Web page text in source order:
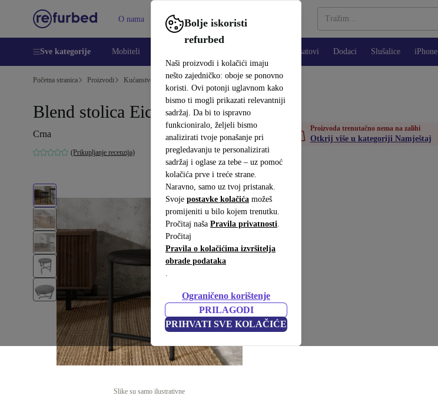
Bolje iskoristi
refurbed
Naši proizvodi i kolačići imaju
nešto zajedničko: oboje se ponovno
koristi. Ovi potonji uglavnom kako
bismo ti mogli prikazati relevantniji
sadržaj. Da bi to ispravno
funkcioniralo, željeli bismo
analizirati tvoje ponašanje pri
pregledavanju te personalizirati
sadržaj i oglase za tebe – uz pomoć
kolačića prve i treće strane.
Naravno, samo uz tvoj pristanak.
Svoje postavke kolačića možeš
promijeniti u bilo kojem trenutku.
Pročitaj naša Pravila privatnosti.
Pročitaj
Pravila o kolačićima izvršitelja
obrade podataka
.
Ograničeno korištenje
PRILAGODI
PRIHVATI SVE KOLAČIĆE
O nama Pomoć
Sve kategorije Mobiteli Pametni satovi Dodaci Slušalice iPhone
Početna stranica Proizvodi Kućanstvo Namještaj
Blend stolica Eiche crn
Crna
(Prikupljanje recenzija)
Slike su samo ilustrativne
Proizvoda trenutačno nema na zalihi
Otkrij više u kategoriji Namještaj